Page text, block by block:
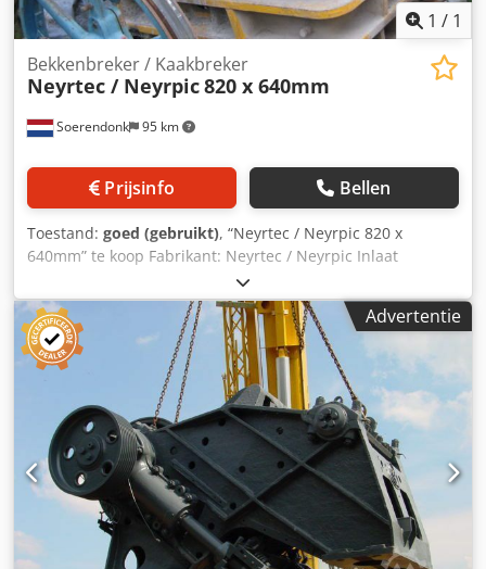
1 / 1
Soerendonk 95 km
Bekkenbreker / Kaakbreker
Neyrtec / Neyrpic820 x 640mm
Prijsinfo Bellen
Toestand: goed (gebruikt), “Neyrtec / Neyrpic 820 x
640mm” te koop Fabrikant: Neyrtec / Neyrpic Inlaat
Afmeting: 820 x 640mm Inclusief aandrijving Dsdehu
Hpiepfx Al Sock Breker wordt nog gestraald en gespoten.
Advertentie